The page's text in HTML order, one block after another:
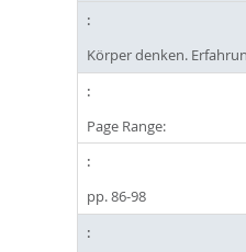
Körper denken.
Page Range:
pp. 86-98